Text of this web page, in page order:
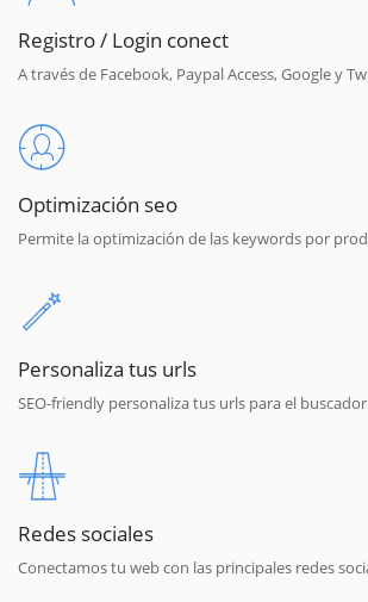
Registro / Login conect
A través de Facebook, Paypal Access, Google y
Optimización seo
Permite la optimización de las keywords por
Personaliza tus urls
SEO-friendly personaliza tus urls para el
Redes sociales
Conectamos tu web con las principales redes